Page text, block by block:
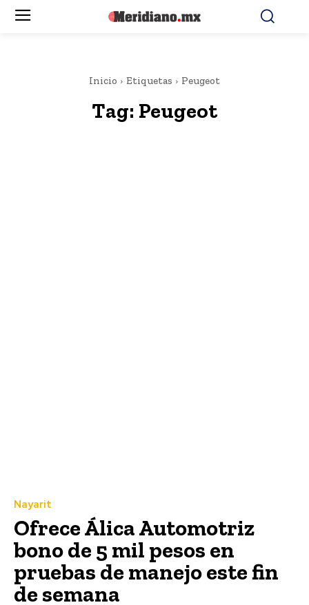
Inicio Etiquetas Peugeot
Tag: Peugeot
Nayarit
Ofrece Álica Automotriz
bono de 5 mil pesos en
pruebas de manejo este fin
de semana